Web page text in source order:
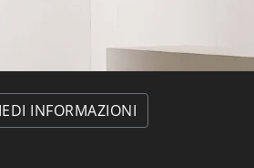
INFORMAZIONI